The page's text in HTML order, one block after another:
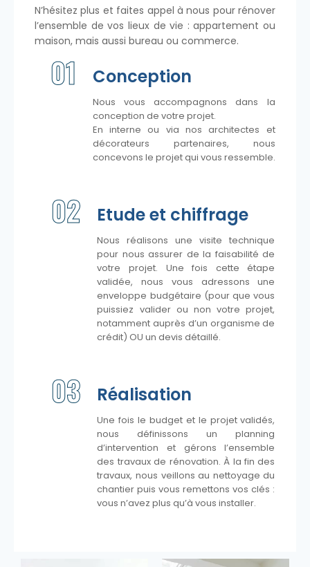
N’hésitez plus et faites appel à nous pour rénover
l’ensemble de vos lieux de vie : appartement ou
maison, mais aussi bureau ou commerce.
01 Conception
Nous vous accompagnons dans la
conception de votre projet.
En interne ou via nos architectes et
décorateurs partenaires, nous
concevons le projet qui vous ressemble.
02 Etude et chiffrage
Nous réalisons une visite technique
pour nous assurer de la faisabilité de
votre projet. Une fois cette étape
validée, nous vous adressons une
enveloppe budgétaire (pour que vous
puissiez valider ou non votre projet,
notamment auprès d’un organisme de
crédit) OU un devis détaillé.
03 Réalisation
Une fois le budget et le projet validés,
nous définissons un planning
d’intervention et gérons l’ensemble
des travaux de rénovation. À la fin des
travaux, nous veillons au nettoyage du
chantier puis vous remettons vos clés :
vous n’avez plus qu’à vous installer.